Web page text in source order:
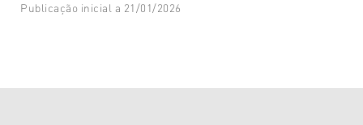
Publicação inicial a 21/01/2026